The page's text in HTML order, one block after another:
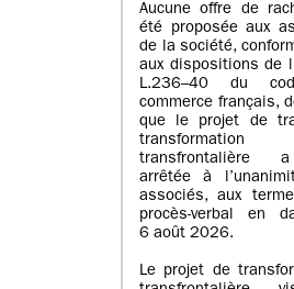
Aucune offre de
été proposée aux
de la société,
aux dispositions de
L.236–40 du
commerce français,
que le projet de
transformation
transfrontalière
arrêtée à
associés, aux
procès-verbal en
6 août 2026.
Le projet de